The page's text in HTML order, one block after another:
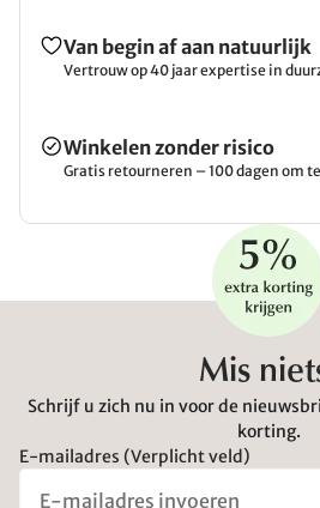
Van begin af aan natuurlijk
Vertrouw op 40 jaar expertise in
Winkelen zonder risico
Gratis retourneren – 100 dagen om
Mis
Schrijf u zich nu in voor de
korting.
E-mailadres (Verplicht veld)